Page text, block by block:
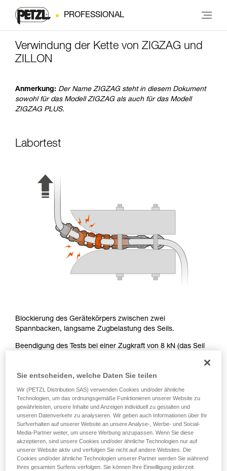
PROFESSIONAL
Verwindung der Kette von ZIGZAG und
ZILLON
Anmerkung: Der Name ZIGZAG steht in diesem Dokument
sowohl für das Modell ZIGZAG als auch für das Modell
ZIGZAG PLUS.
Labortest
Blockierung des Gerätekörpers zwischen zwei
Spannbacken, langsame Zugbelastung des Seils.
Beendigung des Tests bei einer Zugkraft von 8 kN (das Seil
bei 8 kN (Einfachstrang) entspricht einer Blockierung von
über 15 kN in normaler Arbeitssituation (Doppelstrang).
Seitliche Belastung der Kette unter
Praxisbedingungen
Sie entscheiden, welche Daten Sie teilen
Wir (PETZL Distribution SAS) verwenden Cookies und/oder ähnliche
Technologien, um das ordnungsgemäße Funktionieren unserer Website zu
gewährleisten, unsere Inhalte und Anzeigen individuell zu gestalten und
unseren Datenverkehr zu analysieren. Wir geben auch Informationen über Ihr
Surfverhalten auf unserer Website an unsere Analyse-, Werbe- und Social-
Media-Partner weiter, um unsere Werbung anzupassen. Wenn Sie diese
akzeptieren, sind unsere Cookies und/oder ähnliche Technologien nur auf
unserer Website aktiv und verfolgen Sie nicht auf andere Websites. Die
Cookies und/oder ähnliche Technologien unserer Partner werden Sie während
Ihres gesamten Surfens verfolgen. Sie können Ihre Einwilligung jederzeit